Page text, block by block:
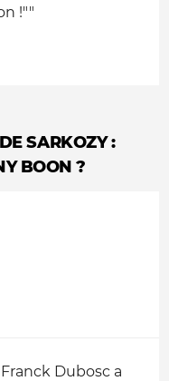
!""
SARKOZY :
BOON ?
Dubosc a